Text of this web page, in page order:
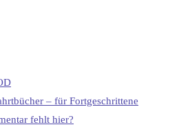
– für Fortgeschrittene
fehlt hier?